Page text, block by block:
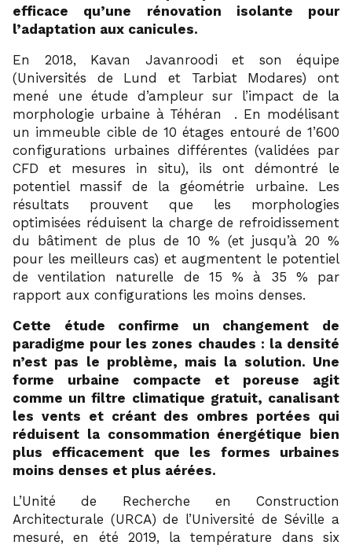
efficace qu’une rénovation isolante pour
l’adaptation aux canicules.
En 2018, Kavan Javanroodi et son équipe
(Universités de Lund et Tarbiat Modares) ont
mené une étude d’ampleur sur l’impact de la
morphologie urbaine à Téhéran
. En modélisant
un immeuble cible de 10 étages entouré de 1’600
configurations urbaines différentes (validées par
CFD et mesures in situ), ils ont démontré le
potentiel massif de la géométrie urbaine. Les
résultats prouvent que les morphologies
optimisées réduisent la charge de refroidissement
du bâtiment de plus de 10 % (et jusqu’à 20 %
pour les meilleurs cas) et augmentent le potentiel
de ventilation naturelle de 15 % à 35 % par
rapport aux configurations les moins denses.
Cette étude confirme un changement de
paradigme pour les zones chaudes : la densité
n’est pas le problème, mais la solution. Une
forme urbaine compacte et poreuse agit
comme un filtre climatique gratuit, canalisant
les vents et créant des ombres portées qui
réduisent la consommation énergétique bien
plus efficacement que les formes urbaines
moins denses et plus aérées.
L’Unité de Recherche en Construction
Architecturale (URCA) de l’Université de Séville a
mesuré, en été 2019, la température dans six